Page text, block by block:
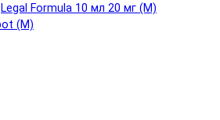
Legal Formula 10 мл 20 мг (М)
(М)